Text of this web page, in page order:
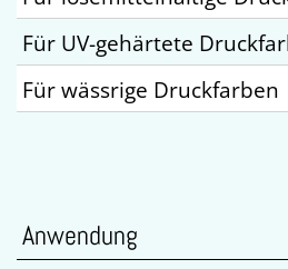
Für UV-gehärtete
Für wässrige Druckfarben
Anwendung